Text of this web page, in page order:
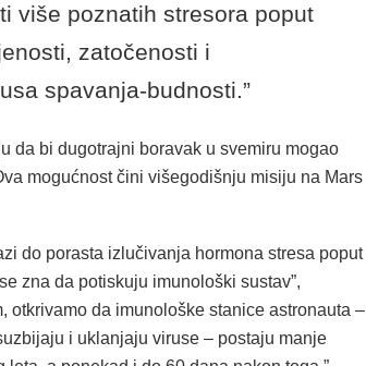
više poznatih stresora poput
zatočenosti i
spavanja-budnosti.”
da bi dugotrajni boravak u svemiru mogao
mogućnost čini višegodišnju misiju na Mars
do porasta izlučivanja hormona stresa poput
zna da potiskuju imunološki sustav”,
otkrivamo da imunološke stanice astronauta –
i uklanjaju viruse – postaju manje